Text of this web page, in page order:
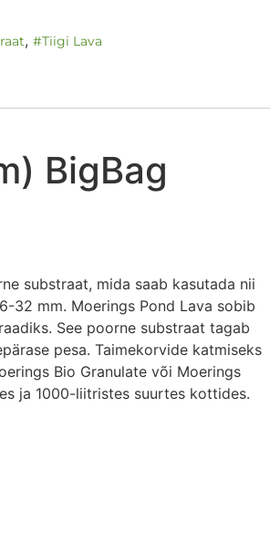
, #Tiigi Lava
BigBag
substraat, mida saab kasutada nii
32 mm. Moerings Pond Lava sobib
See poorne substraat tagab
pesa. Taimekorvide katmiseks
Bio Granulate või Moerings
ja 1000-liitristes suurtes kottides.